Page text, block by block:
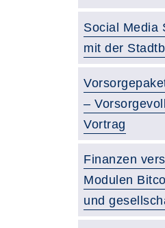
Social Media
mit der
–
Vortrag
Finanzen
Modulen
und